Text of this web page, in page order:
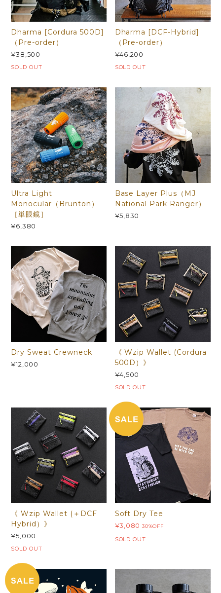
Dharma [Cordura 500D]
（Pre-order）
¥38,500
SOLD OUT
Dharma [DCF-Hybrid]
（Pre-order）
¥46,200
SOLD OUT
Ultra Light
Monocular（Brunton）
［単眼鏡］
¥6,380
Base Layer Plus（MJ
National Park Ranger）
¥5,830
Dry Sweat Crewneck
¥12,000
《 Wzip Wallet (Cordura
500D）》
¥4,500
SOLD OUT
《 Wzip Wallet (＋DCF
Hybrid）》
¥5,000
SOLD OUT
Soft Dry Tee
¥3,080 30%OFF
SOLD OUT